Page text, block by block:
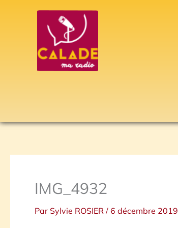
IMG_4932
Par Sylvie ROSIER / 6 décembre 2019